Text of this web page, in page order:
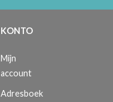
KONTO
Mijn
account
Adresboek